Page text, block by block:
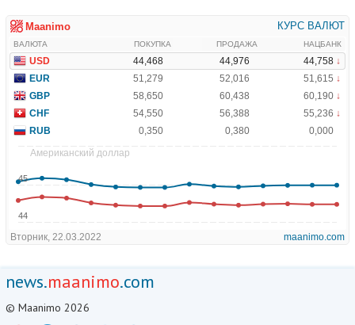
news.maanimo.com
© Maanimo 2026